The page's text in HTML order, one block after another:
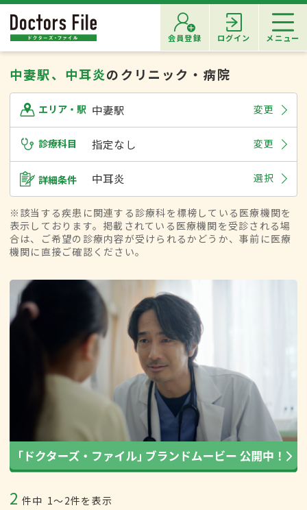
会員登録 ログイン メニュー
中妻駅、中耳炎のクリニック・病院
エリア・駅 中妻駅 変更
診療科目 指定なし 変更
詳細条件 中耳炎 選択
※該当する疾患に関連する診療科を標榜している医療機関を
表示しております。掲載されている医療機関を受診される場
合は、ご希望の診療内容が受けられるかどうか、事前に医療
機関に直接ご確認ください。
2 件中 1〜2件を表示